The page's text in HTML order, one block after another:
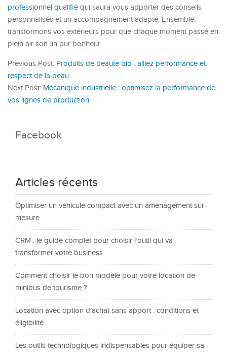
professionnel qualifié qui saura vous apporter des conseils
personnalisés et un accompagnement adapté. Ensemble,
transformons vos extérieurs pour que chaque moment passé en
plein air soit un pur bonheur.
Previous Post: Produits de beauté bio : alliez performance et
respect de la peau
Next Post: Mécanique industrielle : optimisez la performance de
vos lignes de production
Facebook
Articles récents
Optimiser un véhicule compact avec un aménagement sur-
mesure
CRM : le guide complet pour choisir l’outil qui va
transformer votre business
Comment choisir le bon modèle pour votre location de
minibus de tourisme ?
Location avec option d’achat sans apport : conditions et
éligibilité
Les outils technologiques indispensables pour équiper sa